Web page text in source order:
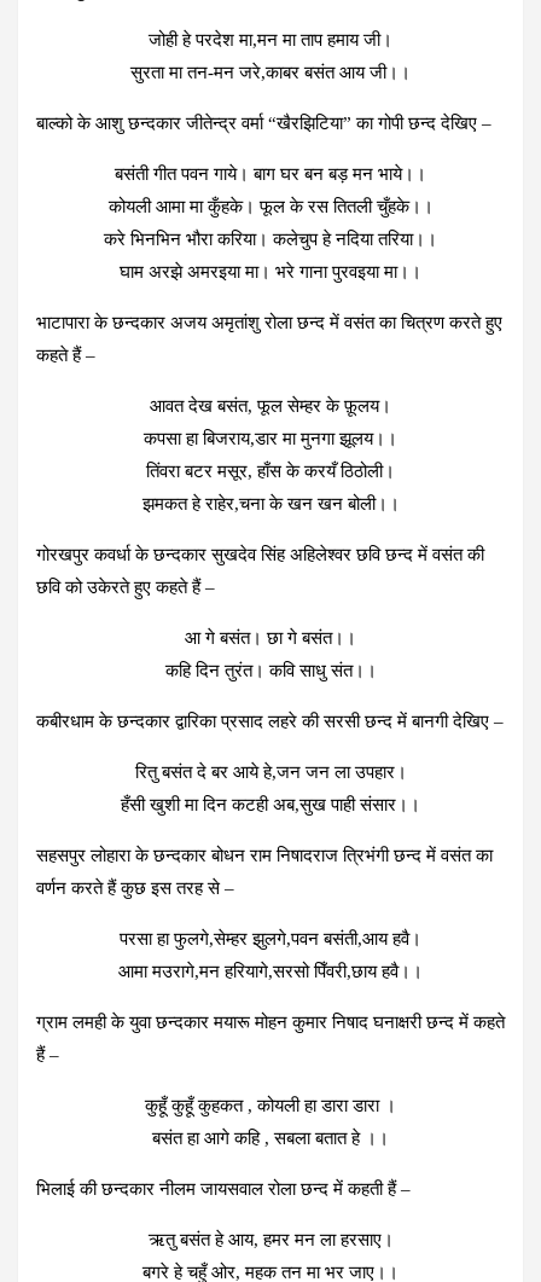
जोही हे परदेश मा,मन मा ताप हमाय जी।
सुरता मा तन-मन जरे,काबर बसंत आय जी।।
बाल्को के आशु छन्दकार जीतेन्द्र वर्मा “खैरझिटिया” का गोपी छन्द देखिए –
बसंती गीत पवन गाये। बाग घर बन बड़ मन भाये।।
कोयली आमा मा कुँहके। फूल के रस तितली चुँहके।।
करे भिनभिन भौरा करिया। कलेचुप हे नदिया तरिया।।
घाम अरझे अमरइया मा। भरे गाना पुरवइया मा।।
भाटापारा के छन्दकार अजय अमृतांशु रोला छन्द में वसंत का चित्रण करते हुए
कहते हैं –
आवत देख बसंत, फूल सेम्हर के फ़ूलय।
कपसा हा बिजराय,डार मा मुनगा झूलय।।
तिंवरा बटर मसूर, हाँस के करयँ ठिठोली।
झमकत हे राहेर,चना के खन खन बोली।।
गोरखपुर कवर्धा के छन्दकार सुखदेव सिंह अहिलेश्वर छवि छन्द में वसंत की
छवि को उकेरते हुए कहते हैं –
आ गे बसंत। छा गे बसंत।।
कहि दिन तुरंत। कवि साधु संत।।
कबीरधाम के छन्दकार द्वारिका प्रसाद लहरे की सरसी छन्द में बानगी देखिए –
रितु बसंत दे बर आये हे,जन जन ला उपहार।
हँसी खुशी मा दिन कटही अब,सुख पाही संसार।।
सहसपुर लोहारा के छन्दकार बोधन राम निषादराज त्रिभंगी छन्द में वसंत का
वर्णन करते हैं कुछ इस तरह से –
परसा हा फुलगे,सेम्हर झुलगे,पवन बसंती,आय हवै।
आमा मउरागे,मन हरियागे,सरसो पिँवरी,छाय हवै।।
ग्राम लमही के युवा छन्दकार मयारू मोहन कुमार निषाद घनाक्षरी छन्द में कहते
हैं –
कुहूँ कुहूँ कुहकत , कोयली हा डारा डारा ।
बसंत हा आगे कहि , सबला बतात हे ।।
भिलाई की छन्दकार नीलम जायसवाल रोला छन्द में कहती हैं –
ऋतु बसंत हे आय, हमर मन ला हरसाए।
बगरे हे चहुँ ओर, महक तन मा भर जाए।।